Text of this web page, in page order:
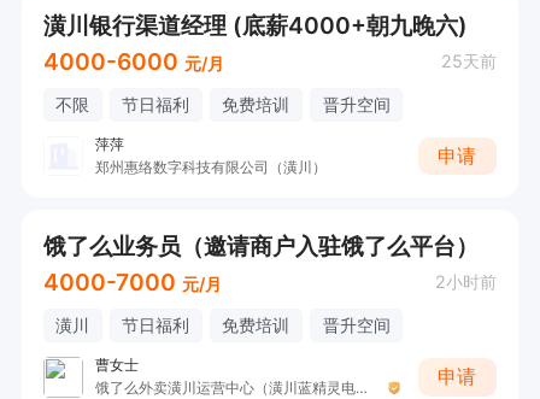
潢川银行渠道经理 (底薪4000+朝九晚六)
4000-6000 元/月 25天前
不限 节日福利 免费培训 晋升空间
萍萍
郑州惠络数字科技有限公司（潢川）
申请
饿了么业务员（邀请商户入驻饿了么平台）
4000-7000 元/月 2小时前
潢川 节日福利 免费培训 晋升空间
曹女士
饿了么外卖潢川运营中心（潢川蓝精灵电子商务有限公司 ）
申请